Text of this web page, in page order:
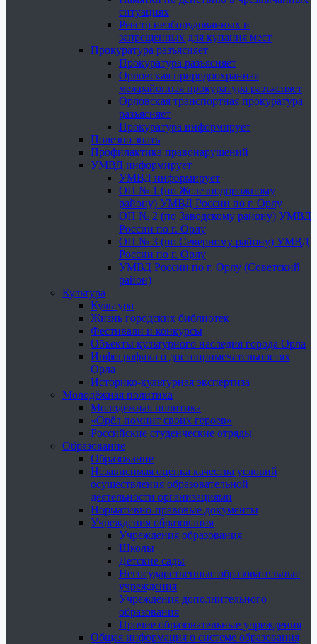
ситуациях
Реестр необорудованных и
запрещенных для купания мест
Прокуратура разъясняет
Прокуратура разъясняет
Орловская природоохранная
межрайонная прокуратура разъясняет
Орловская транспортная прокуратура
разъясняет
Прокуратура информирует
Полезно знать
Профилактика правонарушений
УМВД информирует
УМВД информирует
ОП № 1 (по Железнодорожному
району) УМВД России по г. Орлу
ОП № 2 (по Заводскому району) УМВД
России по г. Орлу
ОП № 3 (по Северному району) УМВД
России по г. Орлу
УМВД России по г. Орлу (Советский
район)
Культура
Культура
Жизнь городских библиотек
Фестивали и конкурсы
Объекты культурного наследия города Орла
Инфографика о достопримечательностях
Орла
Историко-культурная экспертиза
Молодёжная политика
Молодёжная политика
«Орёл помнит своих героев»
Российские студенческие отряды
Образование
Образование
Независимая оценка качества условий
осуществления образовательной
деятельности организациями
Нормативно-правовые документы
Учреждения образования
Учреждения образования
Школы
Детские сады
Негосударственные образовательные
учреждения
Учреждения дополнительного
образования
Прочие образовательные учреждения
Общая информация о системе образования